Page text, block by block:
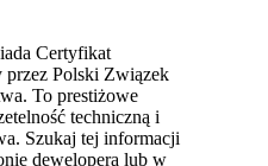
Certyfikat
przez Polski Związek
To prestiżowe
techniczną i
Szukaj tej informacji
dewelopera lub w